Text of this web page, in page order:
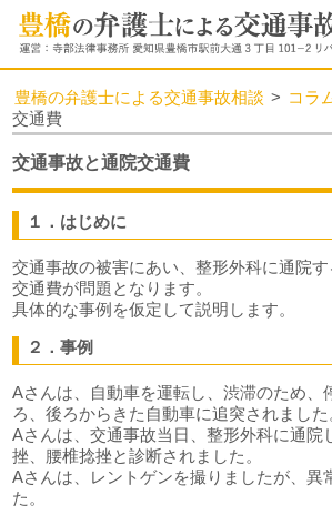
豊橋の弁護士による交通事故相談 > コラ
交通費
交通事故と通院交通費
１．はじめに
交通事故の被害にあい、整形外科に通院
交通費が問題となります。
具体的な事例を仮定して説明します。
２．事例
Aさんは、自動車を運転し、渋滞のため、
ろ、後ろからきた自動車に追突されました
Aさんは、交通事故当日、整形外科に通院
挫、腰椎捻挫と診断されました。
Aさんは、レントゲンを撮りましたが、異
た。